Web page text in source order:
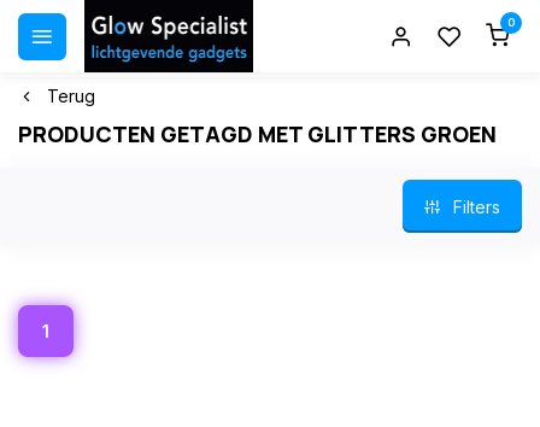
0
Terug
PRODUCTEN GETAGD MET GLITTERS GROEN
Filters
1